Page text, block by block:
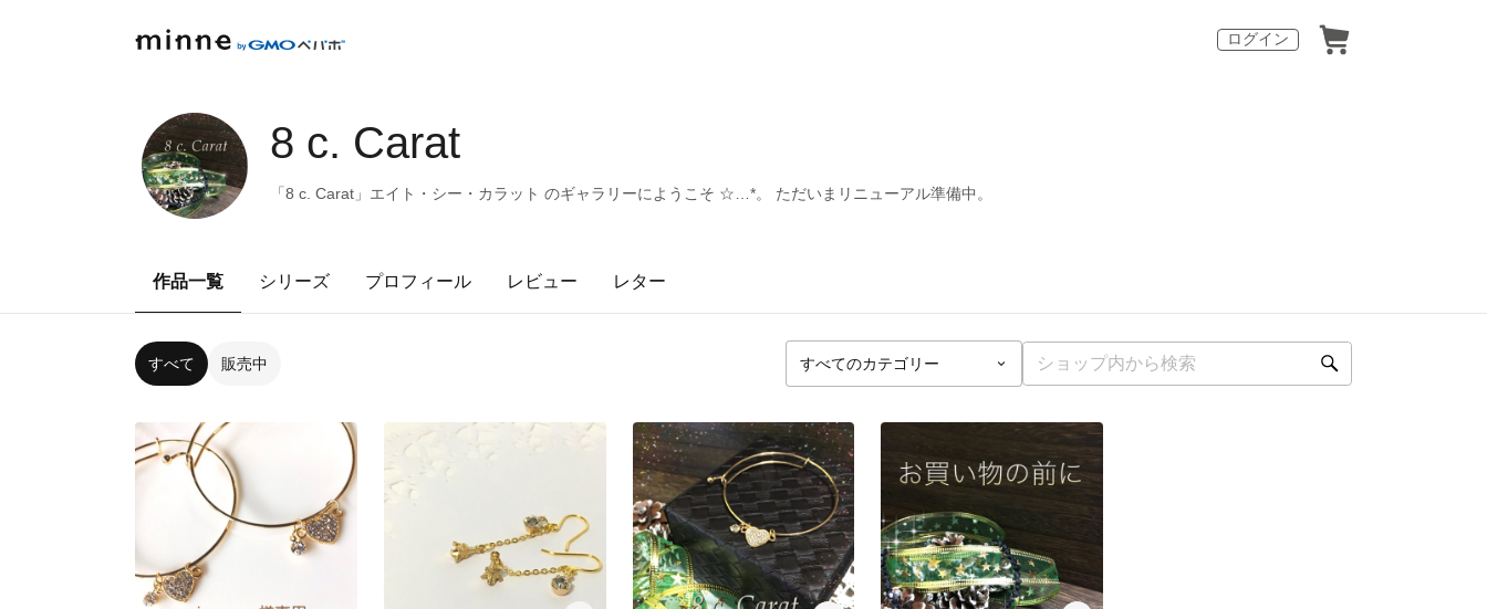
ログイン
8 c. Carat
「8 c. Carat」エイト・シー・カラット のギャラリーにようこそ ☆…*。 ただいまリニューアル準備中。
作品一覧 シリーズ プロフィール レビュー レター
すべて 販売中